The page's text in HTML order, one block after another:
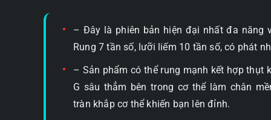
– Đây là phiên bản hiện đại nhất đa năng
Rung 7 tần số, lưỡi liếm 10 tần số, có phát
– Sản phẩm có thể rung mạnh kết hợp thụt
G sâu thẳm bên trong cơ thể làm chân
tràn khắp cơ thể khiến bạn lên đỉnh.